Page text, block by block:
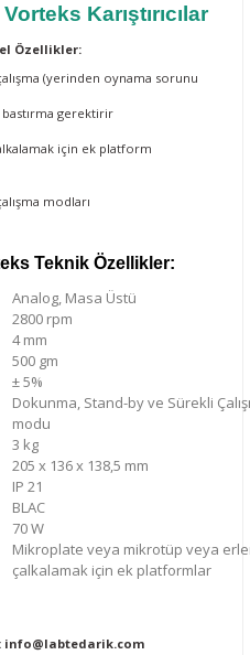
Vorteks Karıştırıcılar
Özellikler:
(yerinden oynama sorunu
gerektirir
için ek platform
modları
Teknik Özellikler:
Analog, Masa Üstü
2800 rpm
4 mm
500 gm
± 5%
Dokunma, Stand-by ve Sürekli
modu
3 kg
205 x 136 x 138,5 mm
IP 21
BLAC
70 W
Mikroplate veya mikrotüp veya
çalkalamak için ek platformlar
info@labtedarik.com